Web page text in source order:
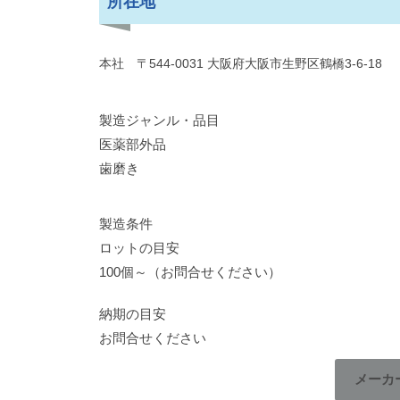
本社 〒544-0031 大阪府大阪市生野区鶴橋3-6-18
製造ジャンル・品目
医薬部外品
歯磨き
製造条件
ロットの目安
100個～（お問合せください）
納期の目安
お問合せください
メーカ